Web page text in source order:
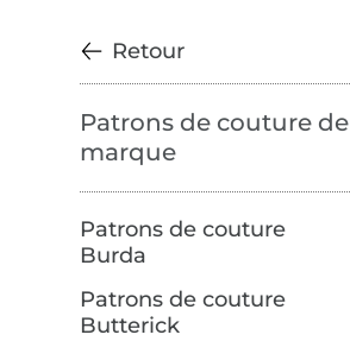
Retour
Patrons de couture de
marque
Patrons de couture
Burda
Patrons de couture
Butterick